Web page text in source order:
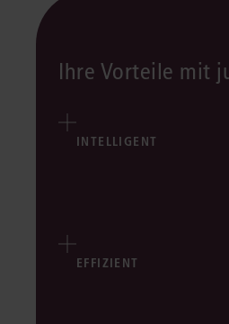
Ihre Vorteile mit
INTELLIGENT
EFFIZIENT